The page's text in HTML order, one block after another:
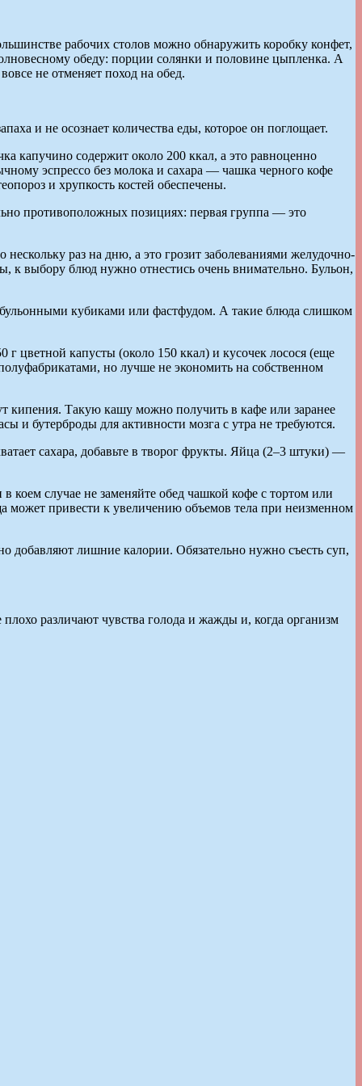
рабочих столов можно обнаружить коробку конфет,
обеду: порции солянки и половине цыпленка. А
не отменяет поход на обед.
и не осознает количества еды, которое он поглощает.
капучино содержит около 200 ккал, а это равноценно
эспрессо без молока и сахара — чашка черного кофе
и хрупкость костей обеспечены.
противоположных позициях: первая группа — это
раз на дню, а это грозит заболеваниями желудочно-
к выбору блюд нужно отнестись очень внимательно. Бульон,
бульонными кубиками или фастфудом. А такие блюда слишком
цветной капусты (около 150 ккал) и кусочек лосося (еще
но лучше не экономить на собственном
кипения. Такую кашу можно получить в кафе или заранее
и бутерброды для активности мозга с утра не требуются.
сахара, добавьте в творог фрукты. Яйца (2–3 штуки) —
случае не заменяйте обед чашкой кофе с тортом или
может привести к увеличению объемов тела при неизменном
добавляют лишние калории. Обязательно нужно съесть суп,
различают чувства голода и жажды и, когда организм